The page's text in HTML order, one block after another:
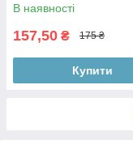
В наявності
157,50 ₴ 175 ₴
Купити